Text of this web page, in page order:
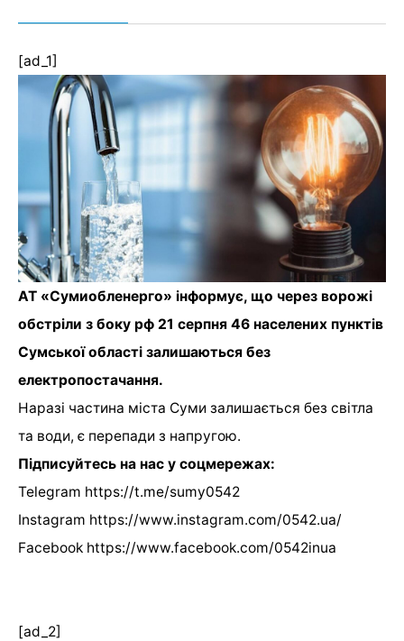
[ad_1]
АТ «Сумиобленерго» інформує, що через ворожі
обстріли з боку рф 21 серпня 46 населених пунктів
Сумської області залишаються без
електропостачання.
Наразі частина міста Суми залишається без світла
та води, є перепади з напругою.
Підписуйтесь на нас у соцмережах:
Telegram https://t.me/sumy0542
Instagram https://www.instagram.com/0542.ua/
Facebook https://www.facebook.com/0542inua
[ad_2]